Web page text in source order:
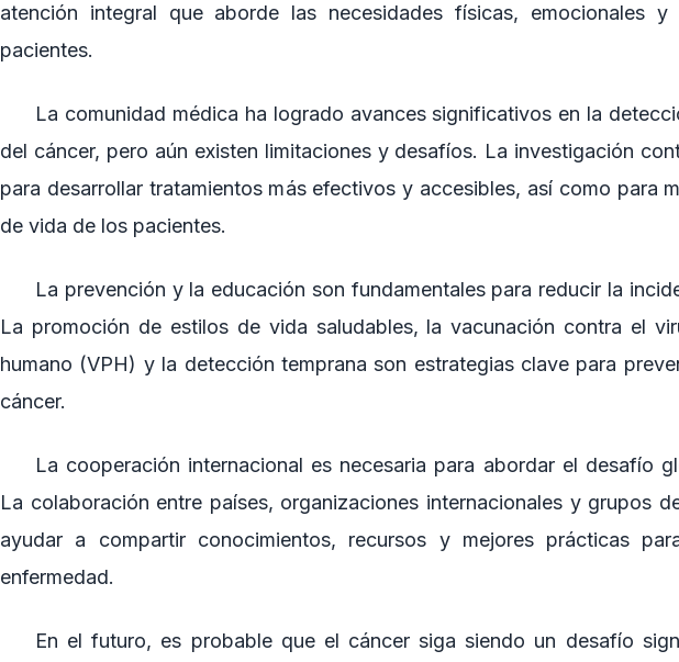
atención integral que aborde las necesidades físicas, emocionales
pacientes.
La comunidad médica ha logrado avances significativos en la
del cáncer, pero aún existen limitaciones y desafíos. La investigación
para desarrollar tratamientos más efectivos y accesibles, así como para
de vida de los pacientes.
La prevención y la educación son fundamentales para reducir la
La promoción de estilos de vida saludables, la vacunación contra el
humano (VPH) y la detección temprana son estrategias clave para
cáncer.
La cooperación internacional es necesaria para abordar el desafío
La colaboración entre países, organizaciones internacionales y grupos
ayudar a compartir conocimientos, recursos y mejores prácticas
enfermedad.
En el futuro, es probable que el cáncer siga siendo un desafío